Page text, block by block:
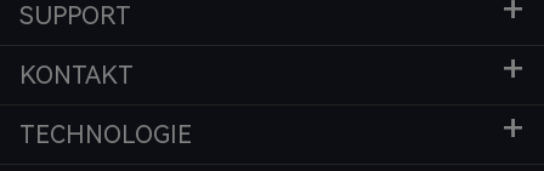
SUPPORT
KONTAKT
TECHNOLOGIE